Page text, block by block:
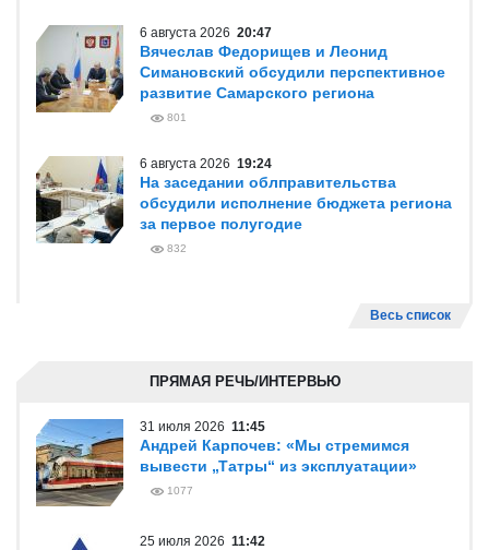
6 августа 2026 20:47
Вячеслав Федорищев и Леонид
Симановский обсудили перспективное
развитие Самарского региона
801
6 августа 2026 19:24
На заседании облправительства
обсудили исполнение бюджета региона
за первое полугодие
832
Весь список
ПРЯМАЯ РЕЧЬ/ИНТЕРВЬЮ
31 июля 2026 11:45
Андрей Карпочев: «Мы стремимся
вывести „Татры“ из эксплуатации»
1077
25 июля 2026 11:42